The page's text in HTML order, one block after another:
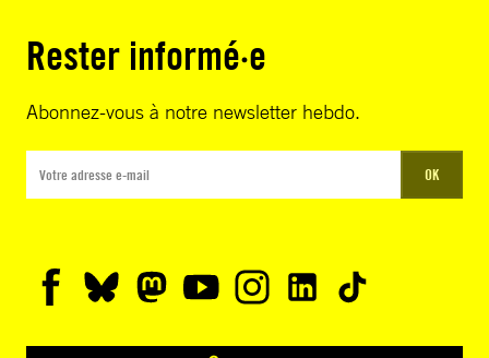
Rester informé·e
Abonnez-vous à notre newsletter hebdo.
OK